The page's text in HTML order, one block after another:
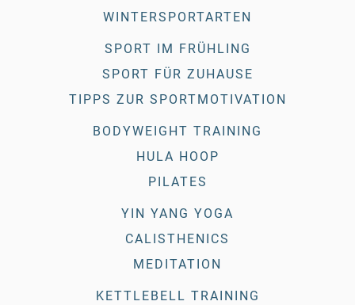
WINTERSPORTARTEN
SPORT IM FRÜHLING
SPORT FÜR ZUHAUSE
TIPPS ZUR SPORTMOTIVATION
BODYWEIGHT TRAINING
HULA HOOP
PILATES
YIN YANG YOGA
CALISTHENICS
MEDITATION
KETTLEBELL TRAINING